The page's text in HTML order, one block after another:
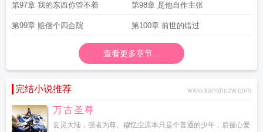
第97章 我的东西你管不着 第98章 是他自作主张
第99章 赔偿个四合院 第100章 前世的错过
查看更多章节...
完结小说推荐 www.kanshuzw.com
万古圣尊
玄灵大陆，强者为尊。穆忆尘原本只是个普通的少年，后被心爱